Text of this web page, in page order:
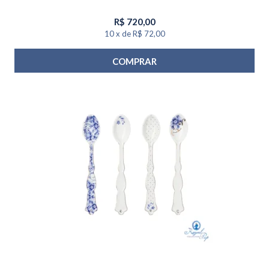
R$ 720,00
10 x de R$ 72,00
COMPRAR